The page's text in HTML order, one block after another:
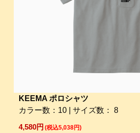
KEEMA ポロシャツ
カラー数：10 | サイズ数： 8
4,580円 (税込5,038円)